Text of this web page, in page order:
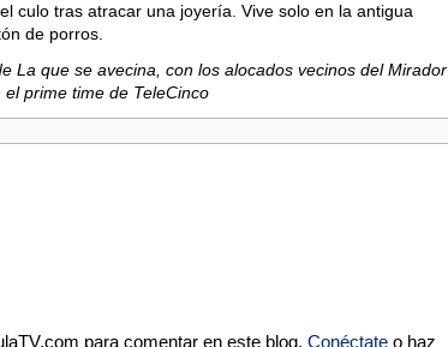
culo tras atracar una joyería. Vive solo en la antigua
de porros.
La que se avecina, con los alocados vecinos del Mirador
prime time de TeleCinco
para comentar en este blog. Conéctate o haz